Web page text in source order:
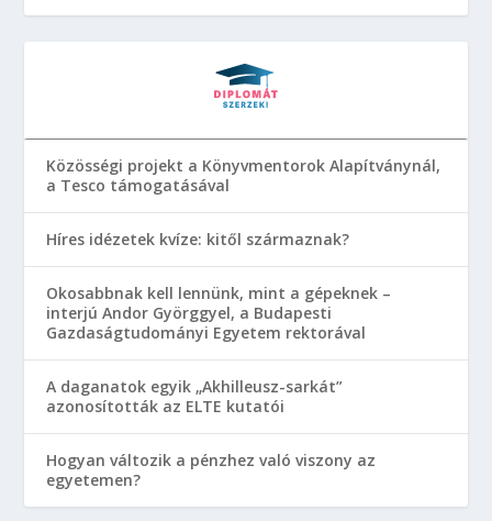
Közösségi projekt a Könyvmentorok Alapítványnál,
a Tesco támogatásával
Híres idézetek kvíze: kitől származnak?
Okosabbnak kell lennünk, mint a gépeknek –
interjú Andor Györggyel, a Budapesti
Gazdaságtudományi Egyetem rektorával
A daganatok egyik „Akhilleusz-sarkát”
azonosították az ELTE kutatói
Hogyan változik a pénzhez való viszony az
egyetemen?